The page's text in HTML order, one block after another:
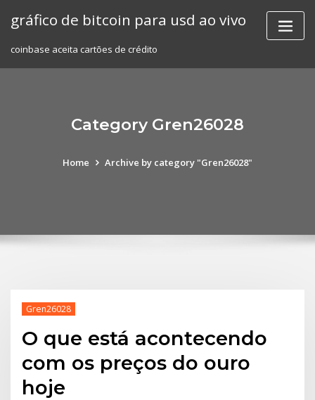
gráfico de bitcoin para usd ao vivo
coinbase aceita cartões de crédito
Category Gren26028
Home Archive by category "Gren26028"
Gren26028
O que está acontecendo
com os preços do ouro
hoje